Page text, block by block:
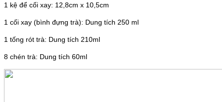
1 kệ để cối xay: 12,8cm x 10,5cm
1 cối xay (bình đựng trà): Dung tích 250 ml
1 tống rót trà: Dung tích 210ml
8 chén trà: Dung tích 60ml